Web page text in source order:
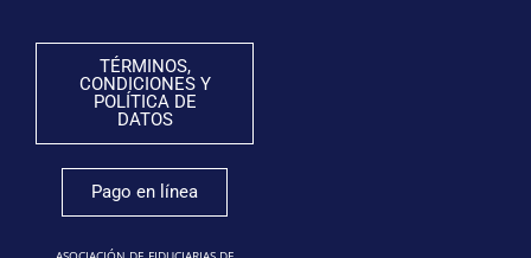
TÉRMINOS,
CONDICIONES Y
POLÍTICA DE
DATOS
Pago en línea